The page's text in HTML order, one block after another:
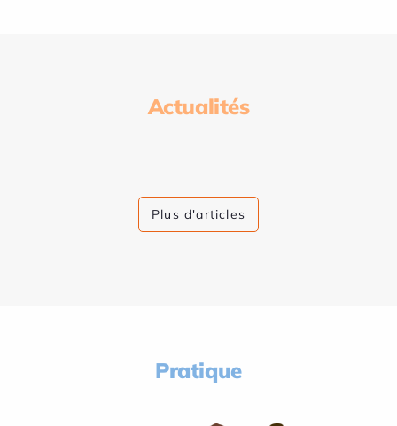
Actualités
Plus d'articles
Pratique